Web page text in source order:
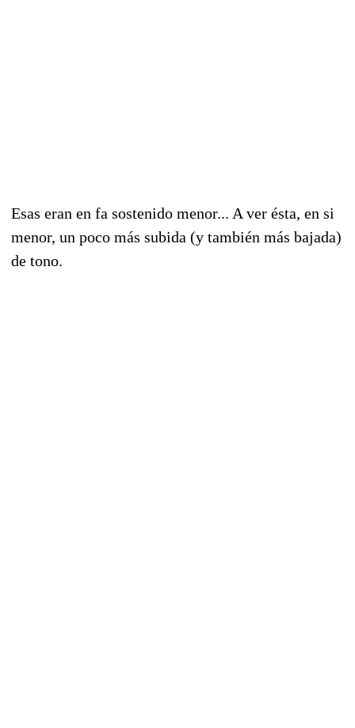
Esas eran en fa sostenido menor... A ver ésta, en si
menor, un poco más subida (y también más bajada)
de tono.